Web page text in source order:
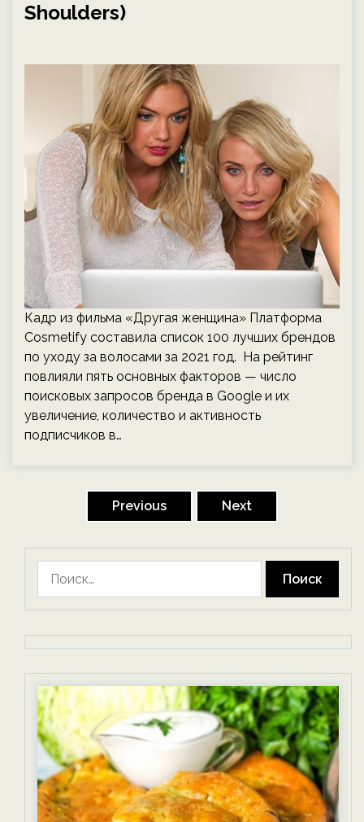
Shoulders)
Кадр из фильма «Другая женщина» Платформа
Cosmetify составила список 100 лучших брендов
по уходу за волосами за 2021 год. На рейтинг
повлияли пять основных факторов — число
поисковых запросов бренда в Google и их
увеличение, количество и активность
подписчиков в…
Previous Next